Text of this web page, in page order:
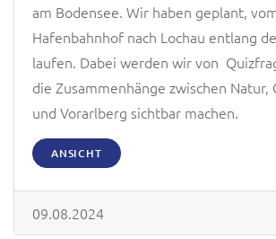
am Bodensee. Wir haben geplant,
Hafenbahnhof nach Lochau entlang
laufen. Dabei werden wir von
die Zusammenhänge zwischen Natur,
und Vorarlberg sichtbar machen.
ANSICHT
09.08.2024